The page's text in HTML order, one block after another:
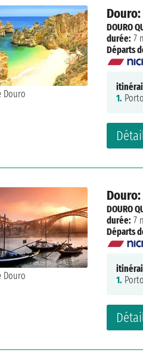
DOURO
durée: 7
Départs
1.
DOURO
durée: 7
Départs
1.